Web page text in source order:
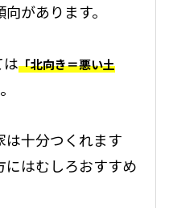
があります。
「北向き＝悪い土
は十分つくれます
にはむしろおすすめ